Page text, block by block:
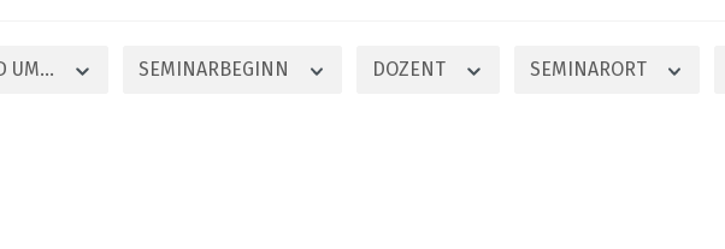
UM… SEMINARBEGINN DOZENT SEMINARORT